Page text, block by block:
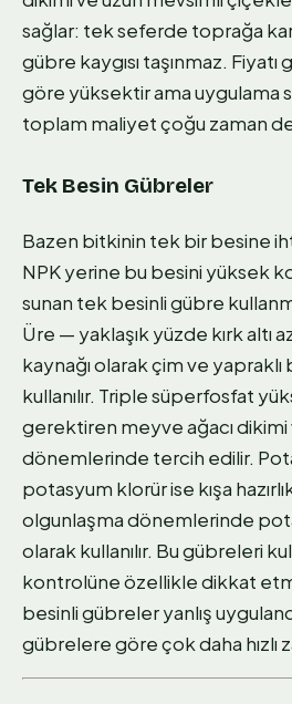
sağlar: tek seferde toprağa
gübre kaygısı taşınmaz.
göre yüksektir ama uygulama
toplam maliyet çoğu zaman
Tek Besin Gübreler
Bazen bitkinin tek bir besine
NPK yerine bu besini yüksek
sunan tek besinli gübre
Üre — yaklaşık yüzde kırk altı
kaynağı olarak çim ve
kullanılır. Triple süperfosfat
gerektiren meyve ağacı
dönemlerinde tercih edilir.
potasyum klorür ise kışa
olgunlaşma dönemlerinde
olarak kullanılır. Bu gübreleri
kontrolüne özellikle dikkat
besinli gübreler yanlış
gübrelere göre çok daha hızlı